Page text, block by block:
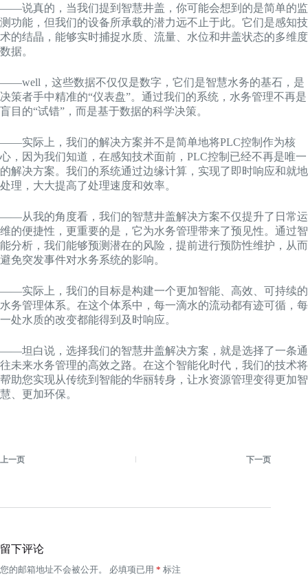
——说真的，当我们提到智慧井盖，你可能会想到的是简单的监
测功能，但我们的设备所承载的潜力远不止于此。它们是感知技
术的结晶，能够实时捕捉水质、流量、水位和井盖状态的多维度
数据。
——well，这些数据不仅仅是数字，它们是智慧水务的基石，是
决策者手中精准的“仪表盘”。通过我们的系统，水务管理不再是
盲目的“试错”，而是基于数据的科学决策。
——实际上，我们的解决方案并不是简单地将PLC控制作为核
心，因为我们知道，在感知技术面前，PLC控制已经不再是唯一
的解决方案。我们的系统通过边缘计算，实现了即时响应和就地
处理，大大提高了处理速度和效率。
——从我的角度看，我们的智慧井盖解决方案不仅提升了日常运
维的便捷性，更重要的是，它为水务管理带来了预见性。通过智
能分析，我们能够预测潜在的风险，提前进行预防性维护，从而
避免突发事件对水务系统的影响。
——实际上，我们的目标是构建一个更加智能、高效、可持续的
水务管理体系。在这个体系中，每一滴水的流动都有迹可循，每
一处水质的改变都能得到及时响应。
——坦白说，选择我们的智慧井盖解决方案，就是选择了一条通
往未来水务管理的高效之路。在这个智能化时代，我们的技术将
帮助您实现从传统到智能的华丽转身，让水资源管理变得更加智
慧、更加环保。
上一页 下一页
留下评论
您的邮箱地址不会被公开。 必填项已用 * 标注